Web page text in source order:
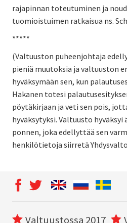
rajapinnan toteutuminen ja
tuomioistuimen ratkaisua ns.
*****
(Valtuuston puheenjohtaja
pieniä muutoksia ja valtuuston
hyväksymään sen, kun
Hakanen totesi
pöytäkirjaan ja veti sen pois,
hyväksytyksi. Valtuusto hyväksyi
ponnen, joka edellyttää sen
henkilötietoja siirretä
Valtuustossa 2017